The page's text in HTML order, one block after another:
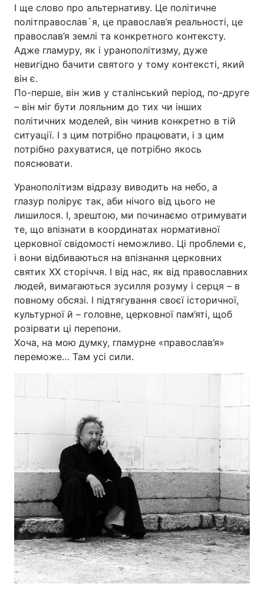
І ще слово про альтернативу. Це політичне
політправослав`я, це православ’я реальності, це
православ’я землі та конкретного контексту.
Адже гламуру, як і уранополітизму, дуже
невигідно бачити святого у тому контексті, який
він є.
По-перше, він жив у сталінський період, по-друге
– він міг бути лояльним до тих чи інших
політичних моделей, він чинив конкретно в тій
ситуації. І з цим потрібно працювати, і з цим
потрібно рахуватися, це потрібно якось
пояснювати.
Уранополітизм відразу виводить на небо, а
глазур полірує так, аби нічого від цього не
лишилося. І, зрештою, ми починаємо отримувати
те, що впізнати в координатах нормативної
церковної свідомості неможливо. Ці проблеми є,
і вони відбиваються на впізнання церковних
святих ХХ сторіччя. І від нас, як від православних
людей, вимагаються зусилля розуму і серця – в
повному обсязі. І підтягування своєї історичної,
культурної й – головне, церковної пам’яті, щоб
розірвати ці перепони.
Хоча, на мою думку, гламурне «православ’я»
переможе… Там усі сили.